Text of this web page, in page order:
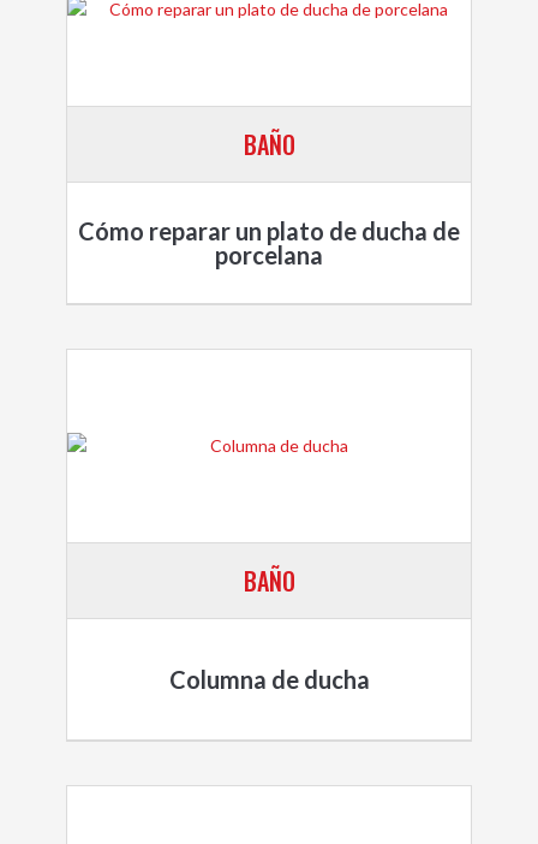
BAÑO
Cómo reparar un plato de ducha de
porcelana
BAÑO
Columna de ducha